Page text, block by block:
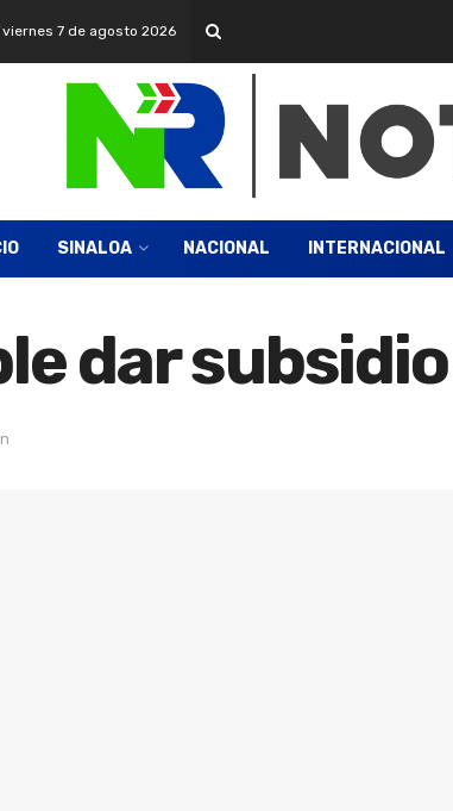
viernes 7 de agosto 2026
SINALOA NACIONAL INTERNACIONAL
dar